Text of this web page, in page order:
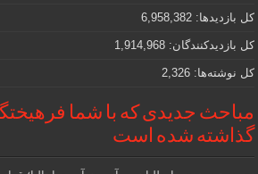
کل بازدیدها: 6,958,382
کل بازدیدکنند‌گان: 1,914,968
کل نوشته‌ها: 2,326
مباحث جدیدی که با شما
گذاشته شده است